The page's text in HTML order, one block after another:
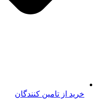
خرید از تامين کنندگان